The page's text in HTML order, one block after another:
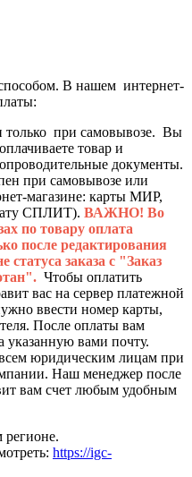
В нашем интернет-
только при самовывозе. Вы
товар и
документы.
при самовывозе или
магазине: карты МИР,
СПЛИТ). ВАЖНО! Во
по товару оплата
после редактирования
статуса заказа с "Заказ
Чтобы оплатить
вас на сервер платежной
ввести номер карты,
После оплаты вам
указанную вами почту.
юридическим лицам при
Наш менеджер после
вам счет любым удобным
регионе.
https://igc-